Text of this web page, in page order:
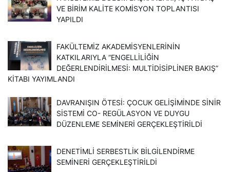
VE BIRIM KALITE KOMISYON TOPLANTISI
YAPILDI
FAKÜLTEMIZ AKADEMISYENLERININ
KATKILARIYLA “ENGELLILIĞIN
DEĞERLENDIRILMESI: MULTIDISIPLINER BAKIŞ”
KITABI YAYIMLANDI
DAVRANIŞIN ÖTESI: ÇOCUK GELIŞIMINDE SINIR
SISTEMI CO- REGÜLASYON VE DUYGU
DÜZENLEME SEMINERI GERÇEKLEŞTIRILDI
DENETIMLI SERBESTLIK BILGILENDIRME
SEMINERI GERÇEKLEŞTIRILDI